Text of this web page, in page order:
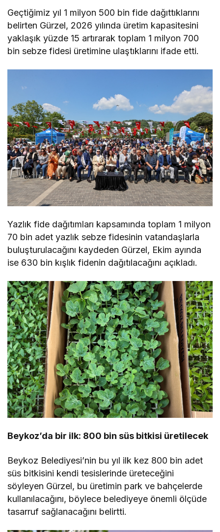
Geçtiğimiz yıl 1 milyon 500 bin fide dağıttıklarını
belirten Gürzel, 2026 yılında üretim kapasitesini
yaklaşık yüzde 15 artırarak toplam 1 milyon 700
bin sebze fidesi üretimine ulaştıklarını ifade etti.
Yazlık fide dağıtımları kapsamında toplam 1 milyon
70 bin adet yazlık sebze fidesinin vatandaşlarla
buluşturulacağını kaydeden Gürzel, Ekim ayında
ise 630 bin kışlık fidenin dağıtılacağını açıkladı.
Beykoz’da bir ilk: 800 bin süs bitkisi üretilecek
Beykoz Belediyesi’nin bu yıl ilk kez 800 bin adet
süs bitkisini kendi tesislerinde üreteceğini
söyleyen Gürzel, bu üretimin park ve bahçelerde
kullanılacağını, böylece belediyeye önemli ölçüde
tasarruf sağlanacağını belirtti.